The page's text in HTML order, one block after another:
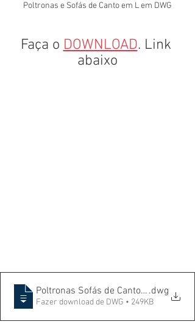
Poltronas e Sofás de Canto em L em DWG
Faça o DOWNLOAD. Link
abaixo
Poltronas Sofás de Canto em L
.dwg
Fazer download de DWG • 249KB